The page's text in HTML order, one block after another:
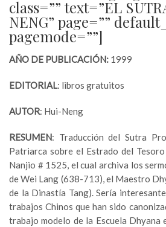
class=”” text=”EL
NENG” page=””
pagemode=””]
AÑO DE PUBLICACIÓN: 1999
EDITORIAL: libros gratuitos
AUTOR: Hui-Neng
RESUMEN: Traducción del Sutra
Patriarca sobre el Estrado del
Nanjio # 1525, el cual archiva los
de Wei Lang (638-713), el Maestro
de la Dinastía Tang). Sería
trabajos Chinos que han sido
trabajo modelo de la Escuela Dhyana